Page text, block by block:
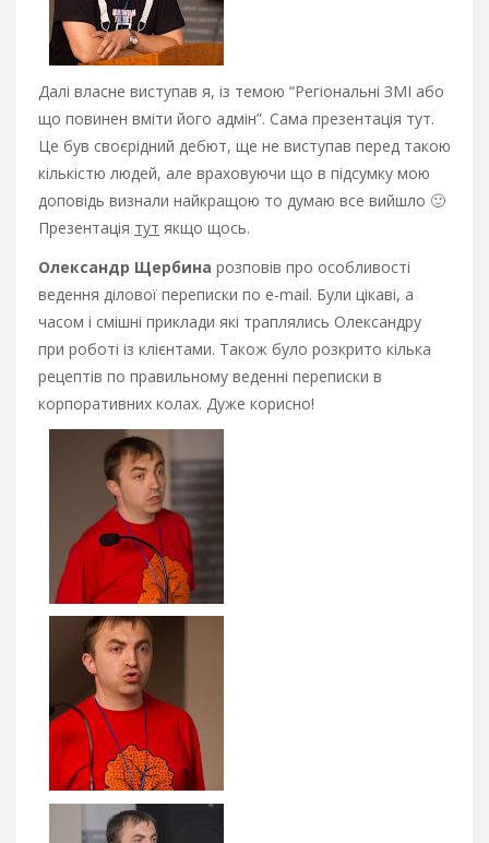
Далі власне виступав я, із темою “Регіональні ЗМІ або
що повинен вміти його адмін”. Сама презентація тут.
Це був своєрідний дебют, ще не виступав перед такою
кількістю людей, але враховуючи що в підсумку мою
доповідь визнали найкращою то думаю все вийшло 🙂
Презентація тут якщо щось.
Олександр Щербина розповів про особливості
ведення ділової переписки по е-mail. Були цікаві, а
часом і смішні приклади які траплялись Олександру
при роботі із клієнтами. Також було розкрито кілька
рецептів по правильному веденні переписки в
корпоративних колах. Дуже корисно!